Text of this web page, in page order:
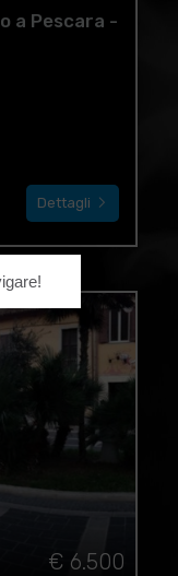
a Pescara -
Dettagli
€ 6.500